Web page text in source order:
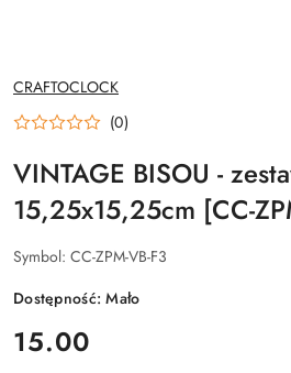
NAZWA
PRODUCENTA:
CRAFTOCLOCK
(0)
VINTAGE BISOU -
15,25x15,25cm [CC-
Symbol: CC-ZPM-VB-F3
Dostępność:Mało
cena:
15.00